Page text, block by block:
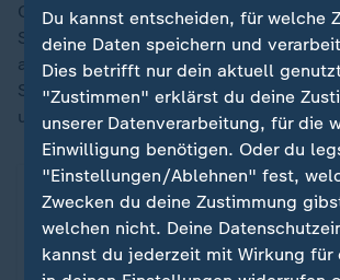
Oranje kann mit vier Punkten nun
Sechzehntelfinale planen und spielt
auf Freitag gegen Tunesien um den
Schweden (drei Punkte) steht parallel
unter Druck.
Du kannst entscheiden, für welche
deine Daten speichern und
Dies betrifft nur dein aktuell
"Zustimmen" erklärst du deine
unserer Datenverarbeitung, für die
Einwilligung benötigen. Oder du
"Einstellungen/Ablehnen" fest,
Zwecken du deine Zustimmung
welchen nicht. Deine
kannst du jederzeit mit Wirkung für